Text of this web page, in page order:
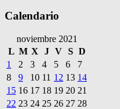
Calendario
noviembre 2021
L M X J V S D
1
2 3 4 5 6
7
8
9 10 11 12 13 14
15 16 17 18 19 20 21
22 23 24 25 26 27 28